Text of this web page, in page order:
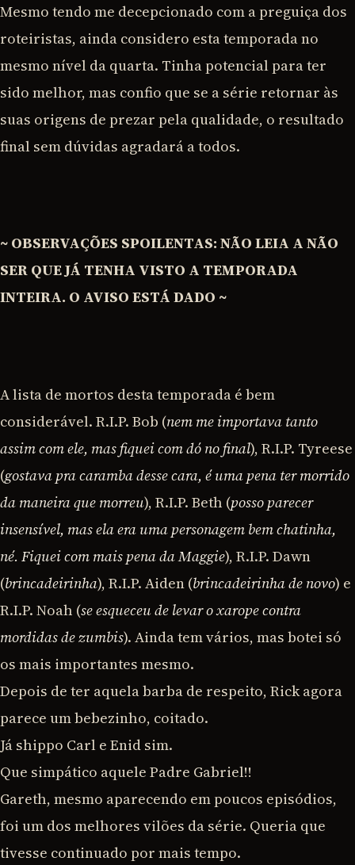
Mesmo tendo me decepcionado com a preguiça dos
roteiristas, ainda considero esta temporada no
mesmo nível da quarta. Tinha potencial para ter
sido melhor, mas confio que se a série retornar às
suas origens de prezar pela qualidade, o resultado
final sem dúvidas agradará a todos.
~ OBSERVAÇÕES SPOILENTAS: NÃO LEIA A NÃO
SER QUE JÁ TENHA VISTO A TEMPORADA
INTEIRA. O AVISO ESTÁ DADO ~
A lista de mortos desta temporada é bem
considerável. R.I.P. Bob (nem me importava tanto
assim com ele, mas fiquei com dó no final), R.I.P. Tyreese
(gostava pra caramba desse cara, é uma pena ter morrido
da maneira que morreu), R.I.P. Beth (posso parecer
insensível, mas ela era uma personagem bem chatinha,
né. Fiquei com mais pena da Maggie), R.I.P. Dawn
(brincadeirinha), R.I.P. Aiden (brincadeirinha de novo) e
R.I.P. Noah (seesqueceu de levar o xarope contra
mordidas de zumbis). Ainda tem vários, mas botei só
os mais importantes mesmo.
Depois de ter aquela barba de respeito, Rick agora
parece um bebezinho, coitado.
Já shippo Carl e Enid sim.
Que simpático aquele Padre Gabriel!!
Gareth, mesmo aparecendo em poucos episódios,
foi um dos melhores vilões da série. Queria que
tivesse continuado por mais tempo.